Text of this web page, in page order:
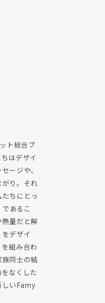
ト総合ブ
はデザイ
ージや、
り。それ
ちにとっ
あるこ
量だと解
デザイ
組み合わ
同士の結
なくした
しいFamy